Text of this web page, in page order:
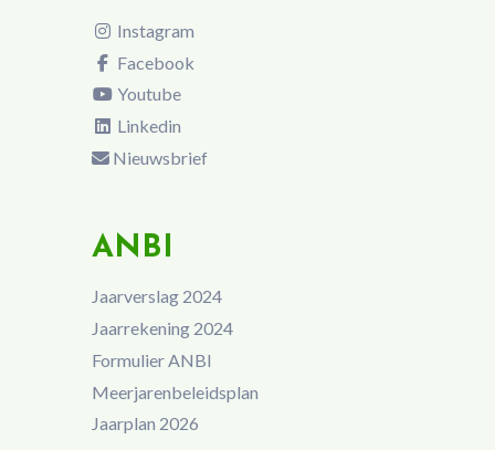
Instagram
Facebook
Youtube
Linkedin
Nieuwsbrief
ANBI
Jaarverslag 2024
Jaarrekening 2024
Formulier ANBI
Meerjarenbeleidsplan
Jaarplan 2026